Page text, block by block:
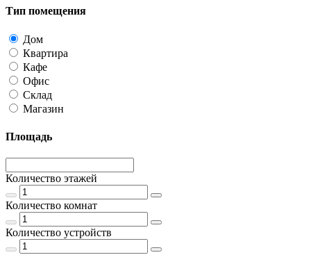
Тип помещения
Дом
Квартира
Кафе
Офис
Склад
Магазин
Площадь
Количество этажей
Количество комнат
Количество устройств